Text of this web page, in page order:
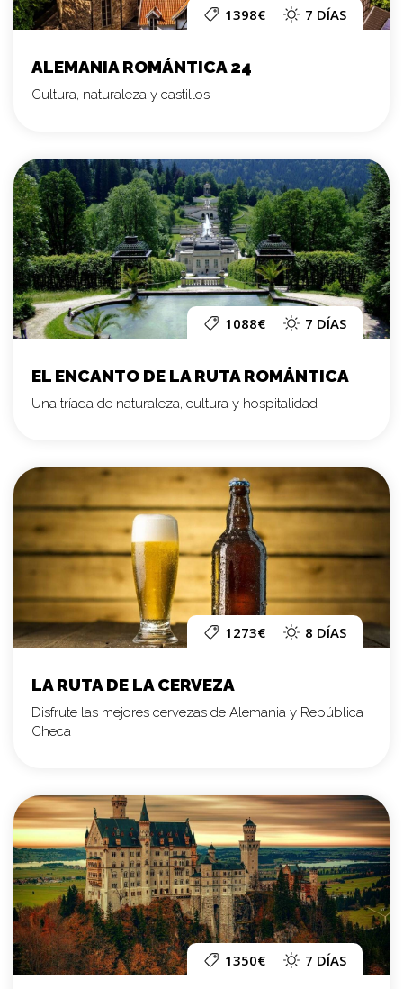
1398€ 7 DÍAS
ALEMANIA ROMÁNTICA 24
Cultura, naturaleza y castillos
1088€ 7 DÍAS
EL ENCANTO DE LA RUTA ROMÁNTICA
Una tríada de naturaleza, cultura y hospitalidad
1273€ 8 DÍAS
LA RUTA DE LA CERVEZA
Disfrute las mejores cervezas de Alemania y República
Checa
1350€ 7 DÍAS